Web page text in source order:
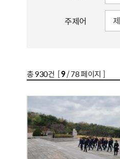
주제어
총930건 [9/ 78 페이지 ]